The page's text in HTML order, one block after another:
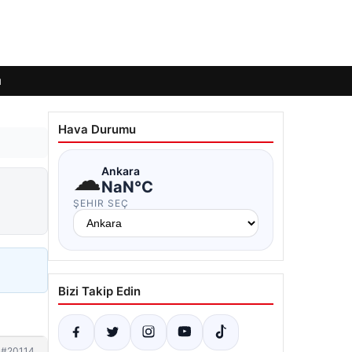
Hava Durumu
☁Ankara
NaN°C
ŞEHIR SEÇ
Bizi Takip Edin